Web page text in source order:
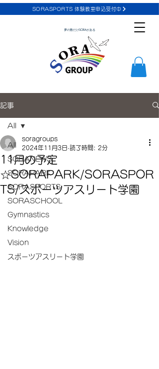
SORASPORTS 体験教室申込受付中
夢の数だけSORAがある
記事
All
SORANEWS
SORAPARK
SORASPORTS
SORASCHOOL
Gymnastics
Knowledge
Vision
スポーツアスリート学園
All
11月の予定
☆SORAPARK/SORASPOR
TS/スポーツアスリート学園
soragroups
2024年11月3日 読了時間: 2分